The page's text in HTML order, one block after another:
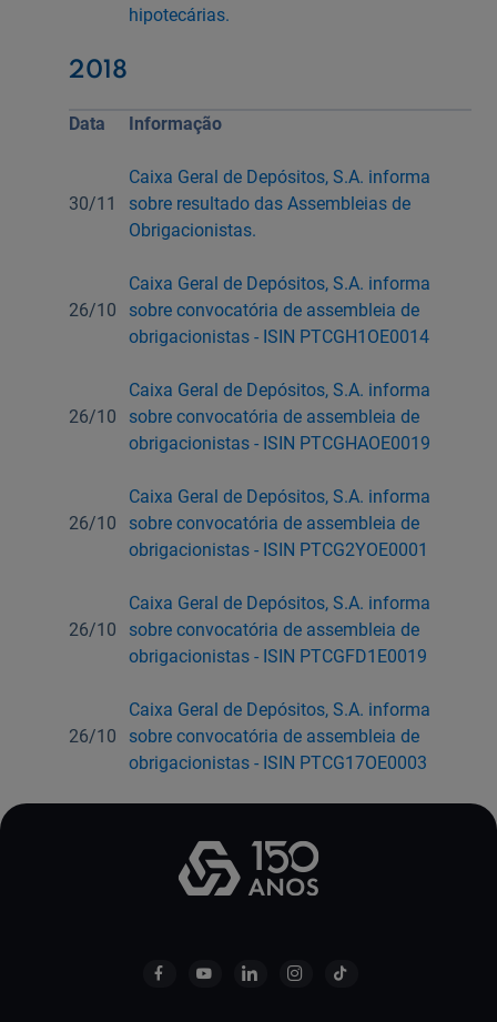
hipotecárias.
2018
Data Informação
30/11
Caixa Geral de Depósitos, S.A. informa
sobre resultado das Assembleias de
Obrigacionistas.
26/10
Caixa Geral de Depósitos, S.A. informa
sobre convocatória de assembleia de
obrigacionistas - ISIN PTCGH1OE0014
26/10
Caixa Geral de Depósitos, S.A. informa
sobre convocatória de assembleia de
obrigacionistas - ISIN PTCGHAOE0019
26/10
Caixa Geral de Depósitos, S.A. informa
sobre convocatória de assembleia de
obrigacionistas - ISIN PTCG2YOE0001
26/10
Caixa Geral de Depósitos, S.A. informa
sobre convocatória de assembleia de
obrigacionistas - ISIN PTCGFD1E0019
26/10
Caixa Geral de Depósitos, S.A. informa
sobre convocatória de assembleia de
obrigacionistas - ISIN PTCG17OE0003